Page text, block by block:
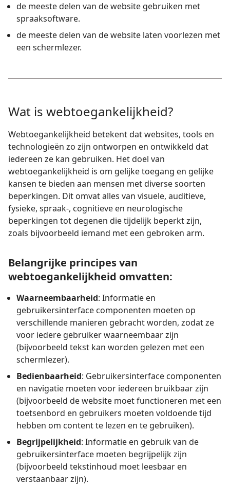
de meeste delen van de website gebruiken met
spraaksoftware.
de meeste delen van de website laten voorlezen met
een schermlezer.
Wat is webtoegankelijkheid?
Webtoegankelijkheid betekent dat websites, tools en
technologieën zo zijn ontworpen en ontwikkeld dat
iedereen ze kan gebruiken. Het doel van
webtoegankelijkheid is om gelijke toegang en gelijke
kansen te bieden aan mensen met diverse soorten
beperkingen. Dit omvat alles van visuele, auditieve,
fysieke, spraak-, cognitieve en neurologische
beperkingen tot degenen die tijdelijk beperkt zijn,
zoals bijvoorbeeld iemand met een gebroken arm.
Belangrijke principes van
webtoegankelijkheid omvatten:
Waarneembaarheid: Informatie en
gebruikersinterface componenten moeten op
verschillende manieren gebracht worden, zodat ze
voor iedere gebruiker waarneembaar zijn
(bijvoorbeeld tekst kan worden gelezen met een
schermlezer).
Bedienbaarheid: Gebruikersinterface componenten
en navigatie moeten voor iedereen bruikbaar zijn
(bijvoorbeeld de website moet functioneren met een
toetsenbord en gebruikers moeten voldoende tijd
hebben om content te lezen en te gebruiken).
Begrijpelijkheid: Informatie en gebruik van de
gebruikersinterface moeten begrijpelijk zijn
(bijvoorbeeld tekstinhoud moet leesbaar en
verstaanbaar zijn).